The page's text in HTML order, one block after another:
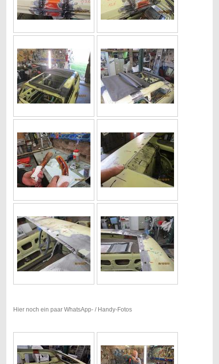
Hier noch ein paar WhatsApp- / Handy-Fotos